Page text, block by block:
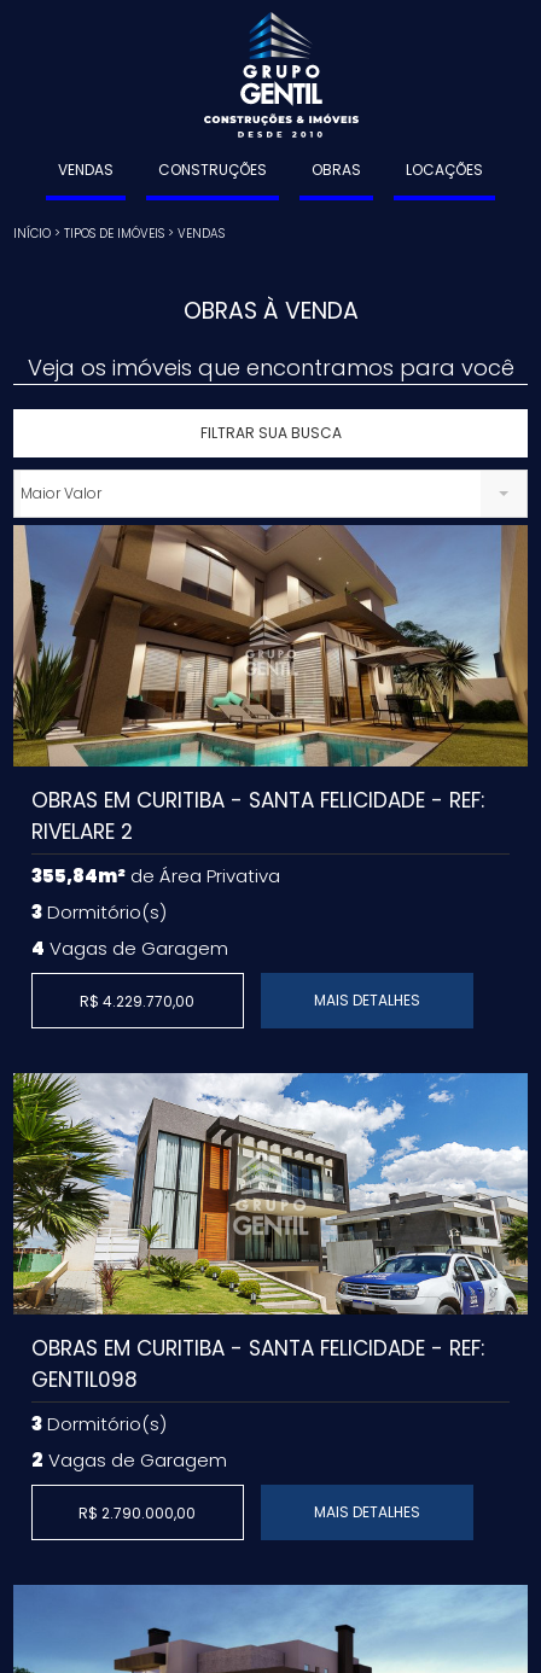
VENDAS CONSTRUÇÕES OBRAS LOCAÇÕES
INÍCIO >TIPOS DE IMÓVEIS >VENDAS
OBRAS À VENDA
Veja os imóveis que encontramos para você
FILTRAR SUA BUSCA
Maior Valor
OBRAS EM CURITIBA - SANTA FELICIDADE - REF:
RIVELARE 2
355,84m² de Área Privativa
3Dormitório(s)
4 Vagas de Garagem
R$ 4.229.770,00 MAIS DETALHES
OBRAS EM CURITIBA - SANTA FELICIDADE - REF:
GENTIL098
3Dormitório(s)
2 Vagas de Garagem
R$ 2.790.000,00 MAIS DETALHES